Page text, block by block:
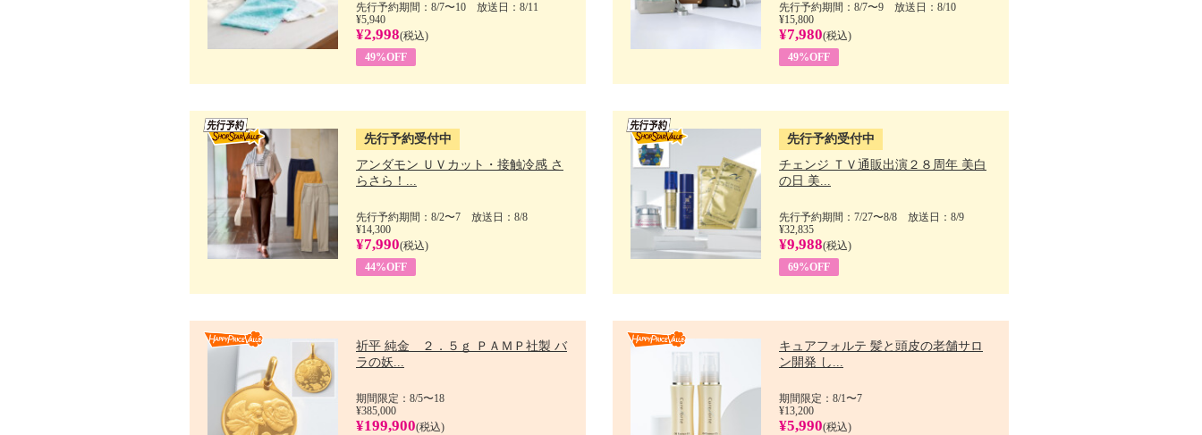
先行予約期間：8/7〜10 放送日：8/11
¥5,940
¥2,998(税込)
49%OFF
先行予約期間：8/7〜9 放送日：8/10
¥15,800
¥7,980(税込)
49%OFF
先行予約受付中
アンダモン ＵＶカット・接触冷感 さ
らさら！...
先行予約期間：8/2〜7 放送日：8/8
¥14,300
¥7,990(税込)
44%OFF
先行予約受付中
チェンジ ＴＶ通販出演２８周年 美白
の日 美...
先行予約期間：7/27〜8/8 放送日：8/9
¥32,835
¥9,988(税込)
69%OFF
祈平 純金 ２．５ｇ ＰＡＭＰ社製 バ
ラの妖...
期間限定：8/5〜18
¥385,000
¥199,900(税込)
キュアフォルテ 髪と頭皮の老舗サロ
ン開発 し...
期間限定：8/1〜7
¥13,200
¥5,990(税込)